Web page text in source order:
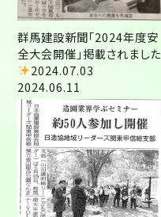
群馬建設新聞「2024年度安
全大会開催」掲載されました
2024.07.03
2024.06.11